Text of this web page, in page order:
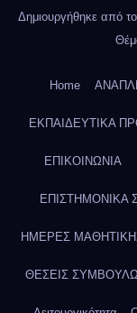
Δημιουργήθηκε από
Home
ΕΚΠΑΙΔΕΥΤΙΚΑ
ΕΠΙΚΟΙΝΩΝΙΑ
ΕΠΙΣΤΗΜΟΝΙΚΑ
ΗΜΕΡΕΣ
ΘΕΣΕΙΣ